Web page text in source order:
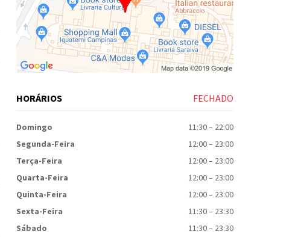
HORÁRIOS FECHADO
Domingo 11:30– 22:00
Segunda-Feira
12:00– 23:00
Terça-Feira
12:00– 23:00
Quarta-Feira
12:00– 23:00
Quinta-Feira
12:00– 23:00
Sexta-Feira
11:30– 23:30
Sábado
11:30– 23:30